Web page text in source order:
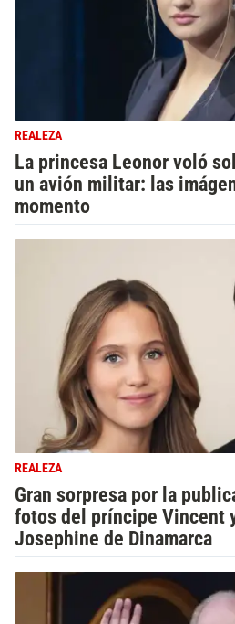
REALEZA
La princesa Leonor voló
un avión militar: las
momento
REALEZA
Gran sorpresa por la
fotos del príncipe Vincent
Josephine de Dinamarca